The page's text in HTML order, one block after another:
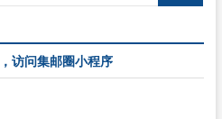
访问集邮圈小程序